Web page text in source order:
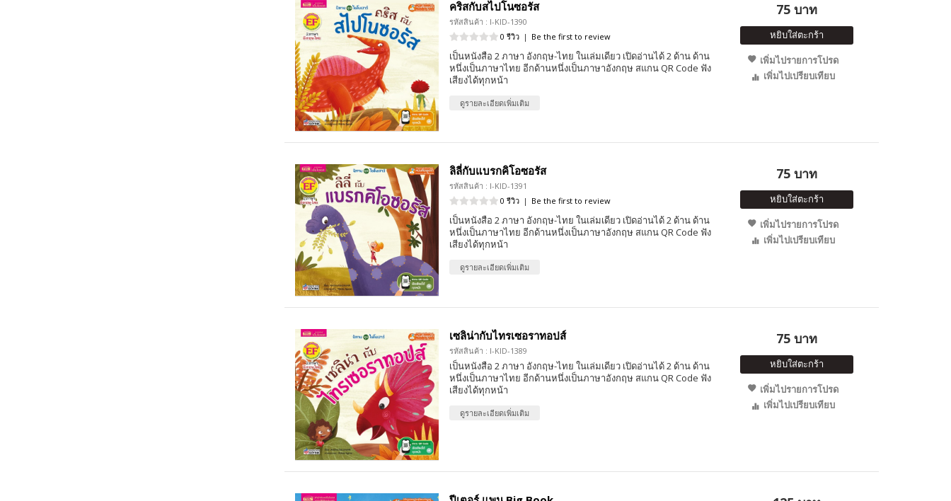
คริสกับสไปโนซอรัส
รหัสสินค้า : I-KID-1390
0 รีวิว | Be the first to review
เป็นหนังสือ 2 ภาษา อังกฤษ-ไทย ในเล่มเดียว เปิดอ่านได้ 2 ด้าน ด้าน
หนึ่งเป็นภาษาไทย อีกด้านหนึ่งเป็นภาษาอังกฤษ สแกน QR Code ฟัง
เสียงได้ทุกหน้า
ดูรายละเอียดเพิ่มเติม
75 บาท
หยิบใส่ตะกร้า
เพิ่มไปรายการโปรด
เพิ่มไปเปรียบเทียบ
ลิลี่กับแบรกคิโอซอรัส
รหัสสินค้า : I-KID-1391
0 รีวิว | Be the first to review
เป็นหนังสือ 2 ภาษา อังกฤษ-ไทย ในเล่มเดียว เปิดอ่านได้ 2 ด้าน ด้าน
หนึ่งเป็นภาษาไทย อีกด้านหนึ่งเป็นภาษาอังกฤษ สแกน QR Code ฟัง
เสียงได้ทุกหน้า
ดูรายละเอียดเพิ่มเติม
75 บาท
หยิบใส่ตะกร้า
เพิ่มไปรายการโปรด
เพิ่มไปเปรียบเทียบ
เซลิน่ากับไทรเซอราทอปส์
รหัสสินค้า : I-KID-1389
เป็นหนังสือ 2 ภาษา อังกฤษ-ไทย ในเล่มเดียว เปิดอ่านได้ 2 ด้าน ด้าน
หนึ่งเป็นภาษาไทย อีกด้านหนึ่งเป็นภาษาอังกฤษ สแกน QR Code ฟัง
เสียงได้ทุกหน้า
ดูรายละเอียดเพิ่มเติม
75 บาท
หยิบใส่ตะกร้า
เพิ่มไปรายการโปรด
เพิ่มไปเปรียบเทียบ